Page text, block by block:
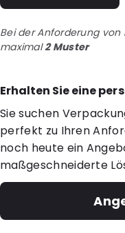
Bei der Anforderung
maximal2 Muster
Erhalten Sie eine
Sie suchen
perfekt zu Ihren
noch heute ein
maßgeschneiderte